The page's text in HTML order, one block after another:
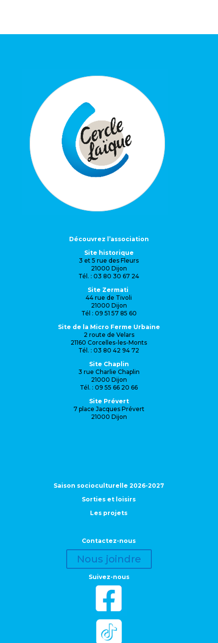
Découvrez l’association
Site historique
3 et 5 rue des Fleurs
21000 Dijon
Tél. : 03 80 30 67 24
Site Zermati
44 rue de Tivoli
21000 Dijon
Tél : 09 51 57 85 60
Site de la Micro Ferme Urbaine
2 route de Velars
21160 Corcelles-les-Monts
Tél. : 03 80 42 94 72
Site Chaplin
3 rue Charlie Chaplin
21000 Dijon
Tél. : 09 55 66 20 66
Site Prévert
7 place Jacques Prévert
21000 Dijon
Saison socioculturelle 2026-2027
Sorties et loisirs
Les projets
Contactez-nous
Nous joindre
Suivez-nous